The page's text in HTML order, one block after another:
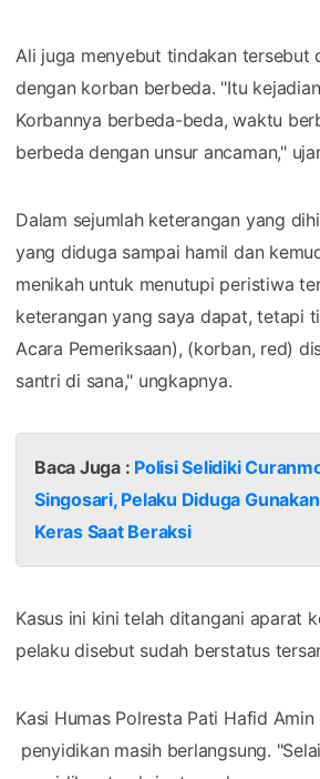
Ali juga menyebut tindakan tersebut
dengan korban berbeda. "Itu
Korbannya berbeda-beda, waktu
berbeda dengan unsur ancaman,"
Dalam sejumlah keterangan yang
yang diduga sampai hamil dan
menikah untuk menutupi peristiwa
keterangan yang saya dapat, tetapi
Acara Pemeriksaan), (korban, red)
santri di sana," ungkapnya.
Baca Juga : Polisi Selidiki
Singosari, Pelaku Diduga
Keras Saat Beraksi
Kasus ini kini telah ditangani aparat
pelaku disebut sudah berstatus
Kasi Humas Polresta Pati Hafid
penyidikan masih berlangsung.